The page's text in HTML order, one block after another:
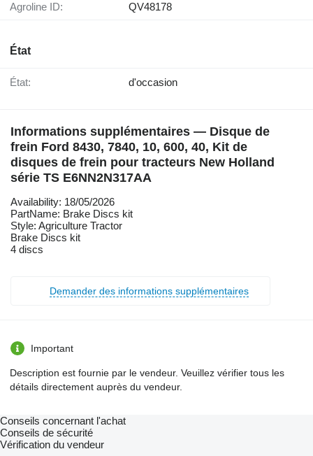
Agroline ID: QV48178
État
État: d'occasion
Informations supplémentaires — Disque de
frein Ford 8430, 7840, 10, 600, 40, Kit de
disques de frein pour tracteurs New Holland
série TS E6NN2N317AA
Availability: 18/05/2026
PartName: Brake Discs kit
Style: Agriculture Tractor
Brake Discs kit
4 discs
Demander des informations supplémentaires
Important
Description est fournie par le vendeur. Veuillez vérifier tous les
détails directement auprès du vendeur.
Conseils concernant l'achat
Conseils de sécurité
Vérification du vendeur